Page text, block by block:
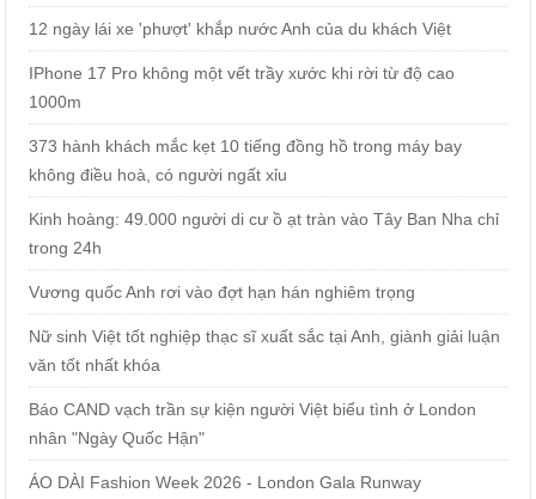
12 ngày lái xe 'phượt' khắp nước Anh của du khách Việt
IPhone 17 Pro không một vết trầy xước khi rời từ độ cao
1000m
373 hành khách mắc kẹt 10 tiếng đồng hồ trong máy bay
không điều hoà, có người ngất xỉu
Kinh hoàng: 49.000 người di cư ồ ạt tràn vào Tây Ban Nha chỉ
trong 24h
Vương quốc Anh rơi vào đợt hạn hán nghiêm trọng
Nữ sinh Việt tốt nghiệp thạc sĩ xuất sắc tại Anh, giành giải luận
văn tốt nhất khóa
Báo CAND vạch trần sự kiện người Việt biểu tình ở London
nhân "Ngày Quốc Hận"
ÁO DÀI Fashion Week 2026 - London Gala Runway